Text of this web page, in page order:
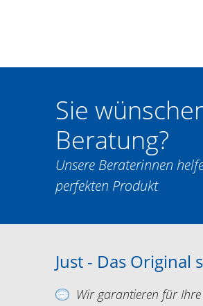
Sie
Beratung?
Unsere Beraterinnen
perfekten Produkt
Just - Das Original
Wir garantieren für